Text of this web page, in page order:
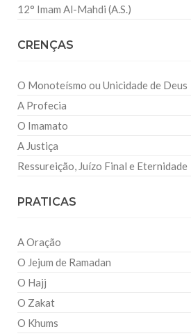
12° Imam Al-Mahdi (A.S.)
CRENÇAS
O Monoteísmo ou Unicidade de Deus
A Profecia
O Imamato
A Justiça
Ressureição, Juízo Final e Eternidade
PRATICAS
A Oração
O Jejum de Ramadan
O Hajj
O Zakat
O Khums